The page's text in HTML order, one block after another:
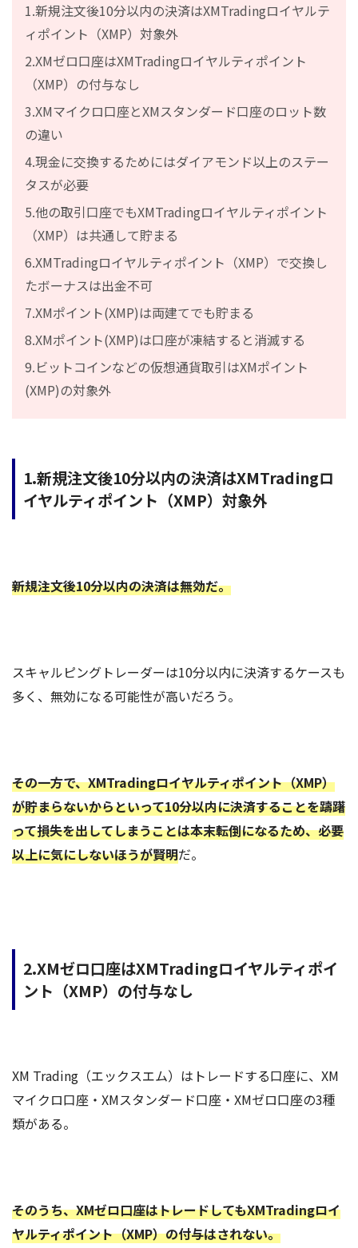
1.新規注文後10分以内の決済はXMTradingロイヤルテ
ィポイント（XMP）対象外
2.XMゼロ口座はXMTradingロイヤルティポイント
（XMP）の付与なし
3.XMマイクロ口座とXMスタンダード口座のロット数
の違い
4.現金に交換するためにはダイアモンド以上のステー
タスが必要
5.他の取引口座でもXMTradingロイヤルティポイント
（XMP）は共通して貯まる
6.XMTradingロイヤルティポイント（XMP）で交換し
たボーナスは出金不可
7.XMポイント(XMP)は両建てでも貯まる
8.XMポイント(XMP)は口座が凍結すると消滅する
9.ビットコインなどの仮想通貨取引はXMポイント
(XMP)の対象外
1.新規注文後10分以内の決済はXMTradingロ
イヤルティポイント（XMP）対象外
新規注文後10分以内の決済は無効だ。
スキャルピングトレーダーは10分以内に決済するケースも
多く、無効になる可能性が高いだろう。
その一方で、XMTradingロイヤルティポイント（XMP）
が貯まらないからといって10分以内に決済することを躊躇
って損失を出してしまうことは本末転倒になるため、必要
以上に気にしないほうが賢明だ。
2.XMゼロ口座はXMTradingロイヤルティポイ
ント（XMP）の付与なし
XM Trading（エックスエム）はトレードする口座に、XM
マイクロ口座・XMスタンダード口座・XMゼロ口座の3種
類がある。
そのうち、XMゼロ口座はトレードしてもXMTradingロイ
ヤルティポイント（XMP）の付与はされない。